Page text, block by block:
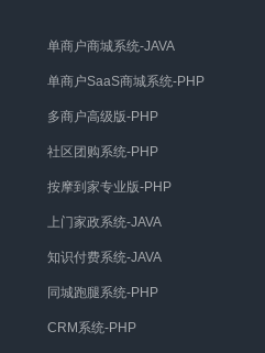
单商户商城系统-JAVA
单商户SaaS商城系统-PHP
多商户高级版-PHP
社区团购系统-PHP
按摩到家专业版-PHP
上门家政系统-JAVA
知识付费系统-JAVA
同城跑腿系统-PHP
CRM系统-PHP